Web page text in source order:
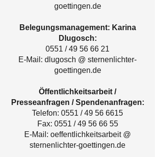
goettingen.de
Belegungsmanagement: Karina
Dlugosch:
0551 /49 56 66 21
E-Mail: dlugosch @ sternenlichter-
goettingen.de
Öffentlichkeitsarbeit /
Presseanfragen / Spendenanfragen:
Telefon: 0551 /49 56 6615
Fax: 0551 /49 56 66 55
E-Mail: oeffentlichkeitsarbeit @
sternenlichter-goettingen.de